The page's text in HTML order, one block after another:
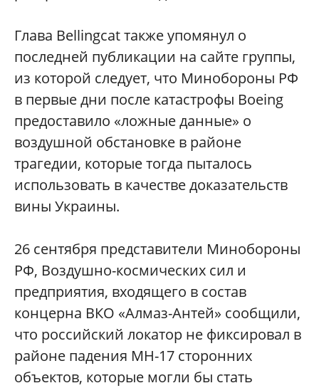
Глава Bellingcat также упомянул о
последней публикации на сайте группы,
из которой следует, что Минобороны РФ
в первые дни после катастрофы Boeing
предоставило «ложные данные» о
воздушной обстановке в районе
трагедии, которые тогда пыталось
использовать в качестве доказательств
вины Украины.
26 сентября представители Минобороны
РФ, Воздушно-космических сил и
предприятия, входящего в состав
концерна ВКО «Алмаз-Антей» сообщили,
что российский локатор не фиксировал в
районе падения MH-17 сторонних
объектов, которые могли бы стать